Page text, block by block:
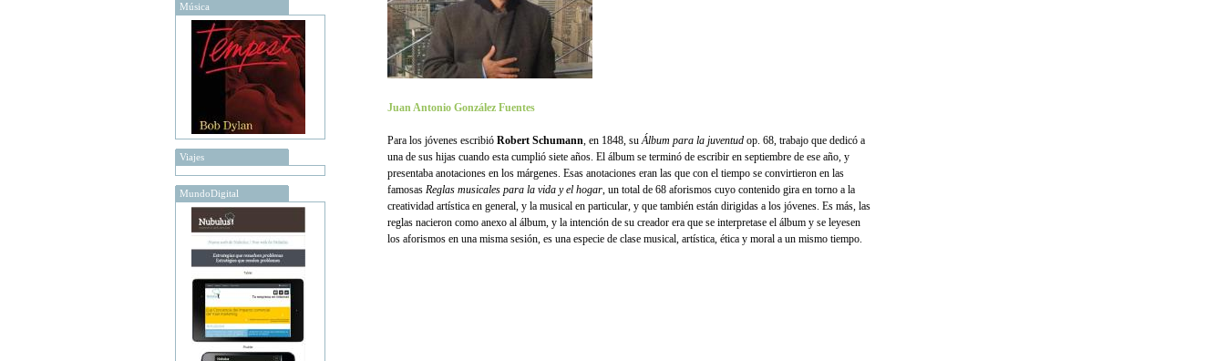
Música
Viajes
MundoDigital
Juan Antonio González Fuentes
Para los jóvenes escribió Robert Schumann, en 1848, suÁlbum para la juventud op. 68, trabajo que dedicó a
una de sus hijas cuando esta cumplió siete años. El álbum se terminó de escribir en septiembre de ese año, y
presentaba anotaciones en los márgenes. Esas anotaciones eran las que con el tiempo se convirtieron en las
famosas Reglas musicales para la vida y el hogar, un total de 68 aforismos cuyo contenido gira en torno a la
creatividad artística en general, y la musical en particular, y que también están dirigidas a los jóvenes. Es más, las
reglas nacieron como anexo al álbum, y la intención de su creador era que se interpretase el álbum y se leyesen
los aforismos en una misma sesión, es una especie de clase musical, artística, ética y moral a un mismo tiempo.